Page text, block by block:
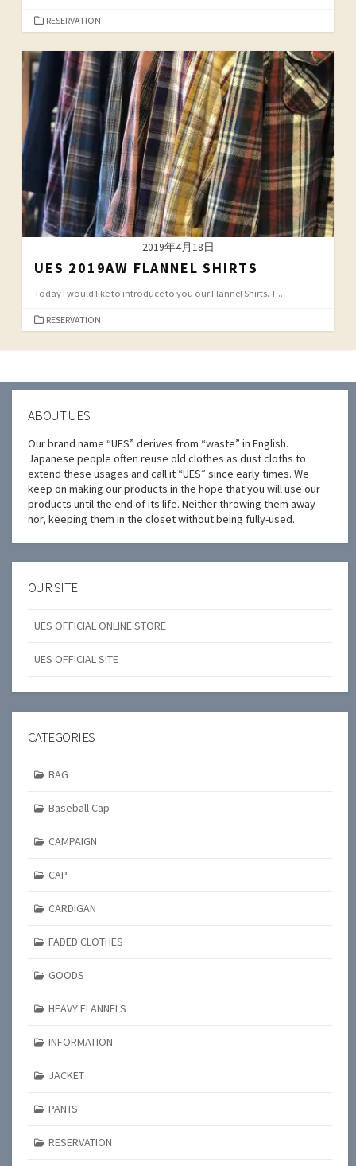
カ
テ
ゴ
RESERVATION
2019年4月18日
UES 2019AW FLANNEL SHIRTS
Today I would like to introduce to you our Flannel Shirts. T...
カ
テ
ゴ
RESERVATION
ABOUT UES
Our brand name “UES” derives from “waste” in English.
Japanese people often reuse old clothes as dust cloths to
extend these usages and call it “UES” since early times. We
keep on making our products in the hope that you will use our
products until the end of its life. Neither throwing them away
nor, keeping them in the closet without being fully-used.
OUR SITE
UES OFFICIAL ONLINE STORE
UES OFFICIAL SITE
CATEGORIES
BAG
Baseball Cap
CAMPAIGN
CAP
CARDIGAN
FADED CLOTHES
GOODS
HEAVY FLANNELS
INFORMATION
JACKET
PANTS
RESERVATION